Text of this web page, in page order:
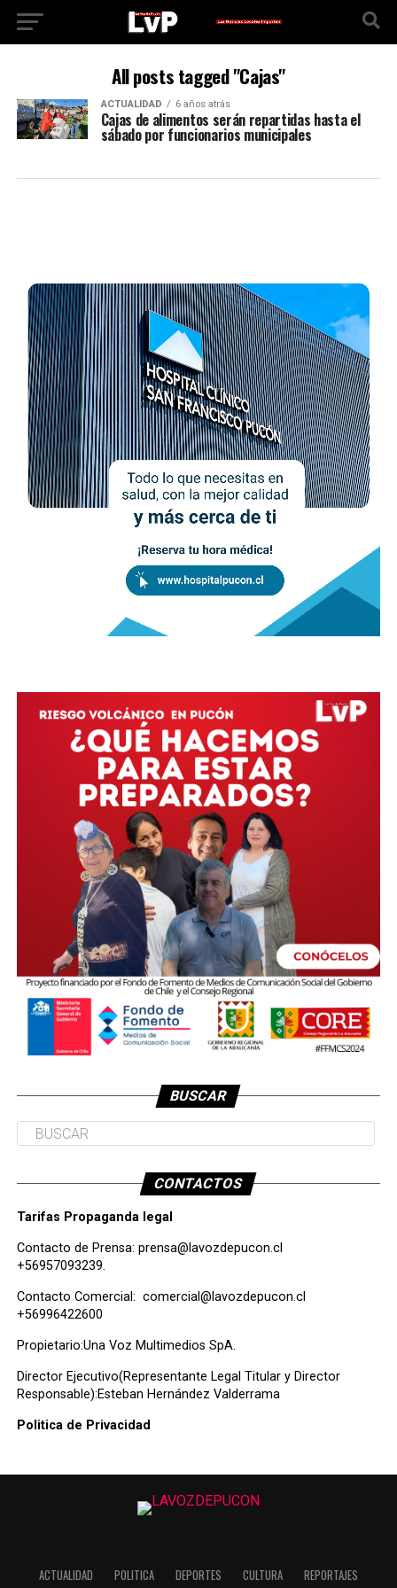
All posts tagged "Cajas"
ACTUALIDAD 6 años atrás
Cajas de alimentos serán repartidas hasta el
sábado por funcionarios municipales
BUSCAR
CONTACTOS
Tarifas Propaganda legal
Contacto de Prensa: prensa@lavozdepucon.cl
+56957093239.
Contacto Comercial: comercial@lavozdepucon.cl
+56996422600
Propietario:Una Voz Multimedios SpA.
Director Ejecutivo(Representante Legal Titular y Director
Responsable):Esteban Hernández Valderrama
Politica de Privacidad
ACTUALIDAD POLITICA DEPORTES CULTURA REPORTAJES